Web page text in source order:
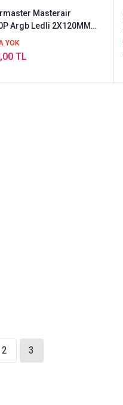
Masterair
Argb Ledli 2X120MM
YOK
TL
2 3